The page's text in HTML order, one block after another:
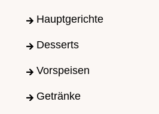
Hauptgerichte
Desserts
Vorspeisen
Getränke